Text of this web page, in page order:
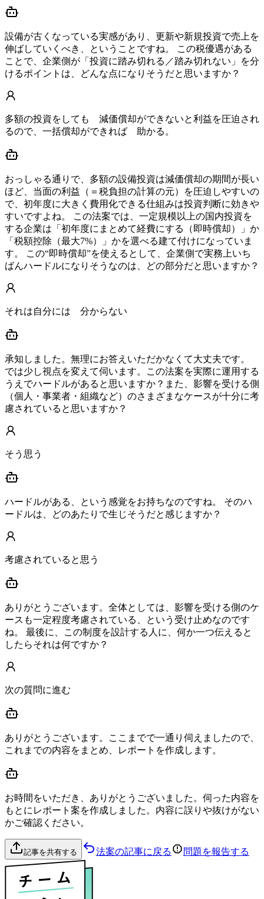
設備が古くなっている実感があり、更新や新規投資で売上を
伸ばしていくべき、ということですね。 この税優遇がある
ことで、企業側が「投資に踏み切れる／踏み切れない」を分
けるポイントは、どんな点になりそうだと思いますか？
多額の投資をしても 減価償却ができないと利益を圧迫され
るので、一括償却ができれば 助かる。
おっしゃる通りで、多額の設備投資は減価償却の期間が長い
ほど、当面の利益（＝税負担の計算の元）を圧迫しやすいの
で、初年度に大きく費用化できる仕組みは投資判断に効きや
すいですよね。 この法案では、一定規模以上の国内投資を
する企業は「初年度にまとめて経費にする（即時償却）」か
「税額控除（最大7%）」かを選べる建て付けになっていま
す。 この“即時償却”を使えるとして、企業側で実務上いち
ばんハードルになりそうなのは、どの部分だと思いますか？
それは自分には 分からない
承知しました。無理にお答えいただかなくて大丈夫です。
では少し視点を変えて伺います。この法案を実際に運用する
うえでハードルがあると思いますか？また、影響を受ける側
（個人・事業者・組織など）のさまざまなケースが十分に考
慮されていると思いますか？
そう思う
ハードルがある、という感覚をお持ちなのですね。 そのハ
ードルは、どのあたりで生じそうだと感じますか？
考慮されていると思う
ありがとうございます。全体としては、影響を受ける側のケ
ースも一定程度考慮されている、という受け止めなのです
ね。 最後に、この制度を設計する人に、何か一つ伝えると
したらそれは何ですか？
次の質問に進む
ありがとうございます。ここまでで一通り伺えましたので、
これまでの内容をまとめ、レポートを作成します。
お時間をいただき、ありがとうございました。伺った内容を
もとにレポート案を作成しました。内容に誤りや抜けがない
かご確認ください。
記事を共有する 法案の記事に戻る 問題を報告する